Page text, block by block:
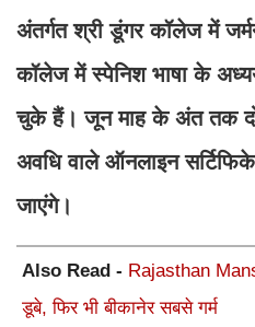
अंतर्गत श्री डूंगर कॉलेज में
कॉलेज में स्पेनिश भाषा के
चुके हैं। जून माह के अंत तक
अवधि वाले ऑनलाइन
जाएंगे।
Also Read - Rajasthan
डूबे, फिर भी बीकानेर सबसे गर्म